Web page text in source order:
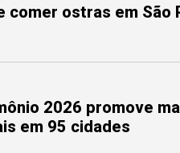
comer ostras em São
2026 promove
em 95 cidades